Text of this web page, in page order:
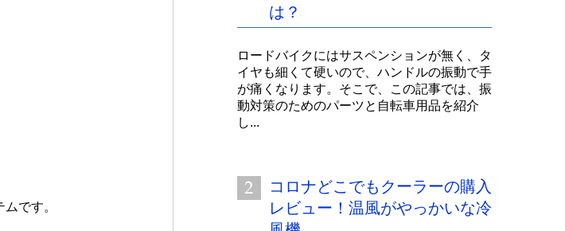
です。
は？
ロードバイクにはサスペンションが無く、タ
イヤも細くて硬いので、ハンドルの振動で手
が痛くなります。そこで、この記事では、振
動対策のためのパーツと自転車用品を紹介
し...
コロナどこでもクーラーの購入
レビュー！温風がやっかいな冷